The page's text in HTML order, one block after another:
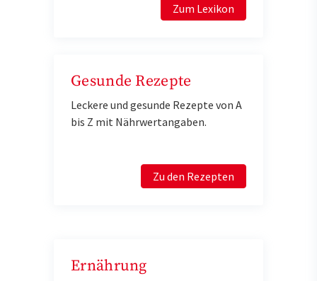
Zum Lexikon
Gesunde Rezepte
Leckere und gesunde Rezepte von A
bis Z mit Nährwertangaben.
Zu den Rezepten
Ernährung